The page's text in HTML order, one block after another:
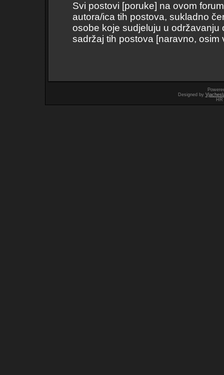
Svi postovi [poruke] na ovom
autora/ica tih postova, sukladno
osobe koje sudjeluju u
sadržaj tih postova [naravno, osim
Designed by